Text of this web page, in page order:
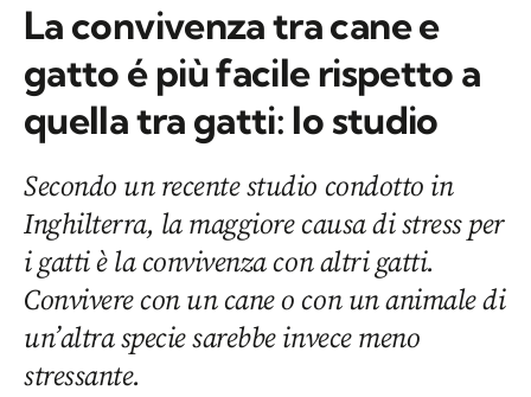
La convivenza tra cane e
gatto é più facile rispetto a
quella tra gatti: lo studio
Secondo un recente studio condotto in
Inghilterra, la maggiore causa di stress per
i gatti è la convivenza con altri gatti.
Convivere con un cane o con un animale di
un’altra specie sarebbe invece meno
stressante.